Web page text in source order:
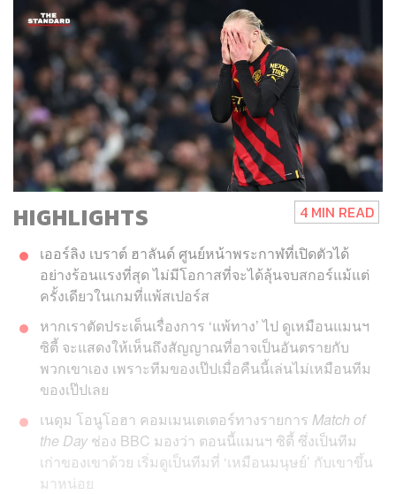
HIGHLIGHTS 4 MIN READ
เออร์ลิง เบราต์ ฮาลันด์ ศูนย์หน้าพระกาฬที่เปิดตัวได้
อย่างร้อนแรงที่สุด ไม่มีโอกาสที่จะได้ลุ้นจบสกอร์แม้แต่
ครั้งเดียวในเกมที่แพ้สเปอร์ส
หากเราตัดประเด็นเรื่องการ ‘แพ้ทาง’ ไป ดูเหมือนแมนฯ
ซิตี้ จะแสดงให้เห็นถึงสัญญาณที่อาจเป็นอันตรายกับ
พวกเขาเอง เพราะทีมของเป๊ปเมื่อคืนนี้เล่นไม่เหมือนทีม
ของเป๊ปเลย
เนดุม โอนูโอฮา คอมเมนเตเตอร์ทางรายการ Match of
the Day ช่อง BBC มองว่า ตอนนี้แมนฯ ซิตี้ ซึ่งเป็นทีม
เก่าของเขาด้วย เริ่มดูเป็นทีมที่ ‘เหมือนมนุษย์’ กับเขาขึ้น
มาหน่อย